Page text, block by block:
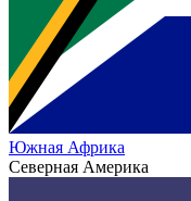
Южная Африка
Северная Америка